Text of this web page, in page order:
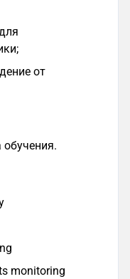
от
обучения.
monitoring